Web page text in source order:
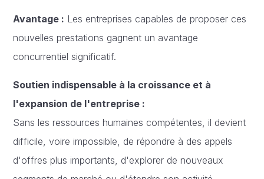
Avantage : Les entreprises capables de proposer ces
nouvelles prestations gagnent un avantage
concurrentiel significatif.
Soutien indispensable à la croissance et à
l'expansion de l'entreprise :
Sans les ressources humaines compétentes, il devient
difficile, voire impossible, de répondre à des appels
d'offres plus importants, d'explorer de nouveaux